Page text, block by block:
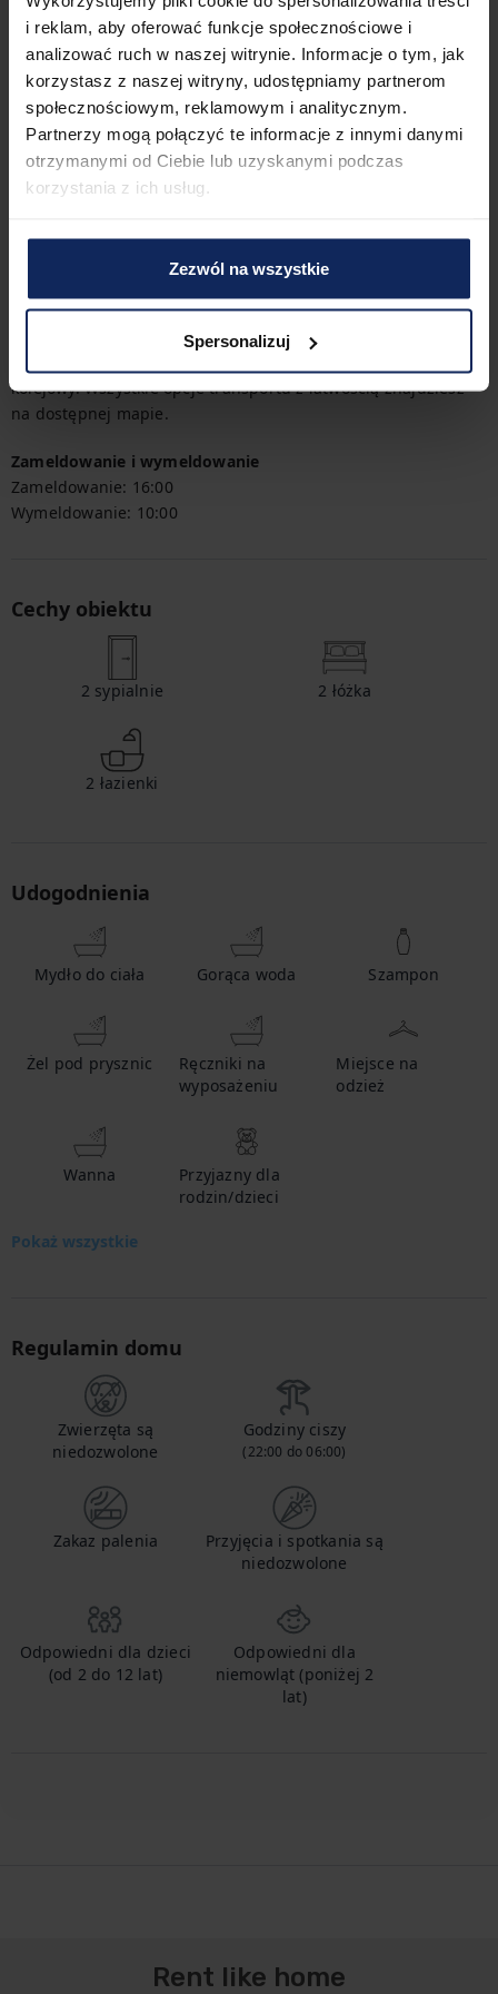
i reklam, aby oferować funkcje społecznościowe i
analizować ruch w naszej witrynie. Informacje o tym, jak
korzystasz z naszej witryny, udostępniamy partnerom
społecznościowym, reklamowym i analitycznym.
Partnerzy mogą połączyć te informacje z innymi danymi
otrzymanymi od Ciebie lub uzyskanymi podczas
korzystania z ich usług.
Zezwól na wszystkie
Spersonalizuj
Inne rzeczy do zapamiętania
Podróżujesz z małym dzieckiem? Jeśli potrzebujesz łóżeczka
turystycznego możesz je dodatkowo wykupić.
Chciałbyś rozpocząć dzień pysznym posiłkiem? W tym
apartamencie zamówisz śniadanie za dodatkową opłatą.
dyspozycji. Wysokość: 2m
Doskonała lokalizacja apartamentu zapewnia łatwy dostęp do
komunikacji miejskiej – w pobliżu znajdują się przystanki
kolejowy. Wszystkie opcje transportu z łatwością znajdziesz
na dostępnej mapie.
Zameldowanie i wymeldowanie
Zameldowanie: 16:00
Wymeldowanie: 10:00
Cechy obiektu
2 sypialnie 2 łóżka
2 łazienki
Udogodnienia
Mydło do ciała Gorąca woda Szampon
Żel pod prysznic
Ręczniki na
wyposażeniu
Miejsce na
odzież
Wanna
Przyjazny dla
rodzin/dzieci
Pokaż wszystkie
Regulamin domu
Zwierzęta są
niedozwolone
Godziny ciszy
(22:00 do 06:00)
Zakaz palenia
Przyjęcia i spotkania są
niedozwolone
Odpowiedni dla dzieci
(od 2 do 12 lat)
Odpowiedni dla
niemowląt (poniżej 2
lat)
Rent like home